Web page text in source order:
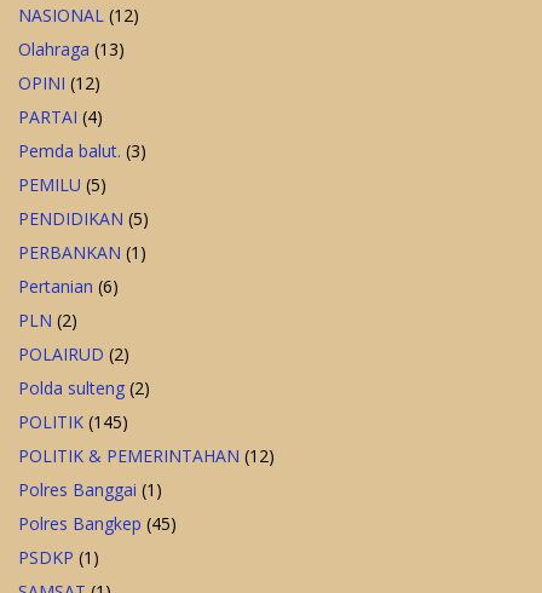
NASIONAL (12)
Olahraga (13)
OPINI (12)
PARTAI (4)
Pemda balut. (3)
PEMILU (5)
PENDIDIKAN (5)
PERBANKAN (1)
Pertanian (6)
PLN (2)
POLAIRUD (2)
Polda sulteng (2)
POLITIK (145)
POLITIK & PEMERINTAHAN (12)
Polres Banggai (1)
Polres Bangkep (45)
PSDKP (1)